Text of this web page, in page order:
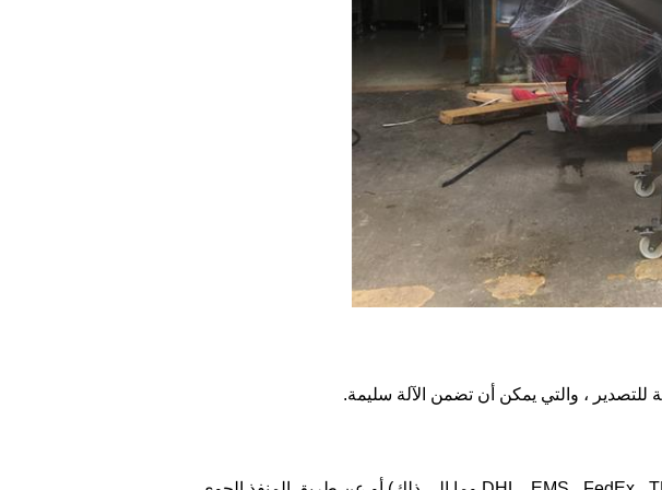
للتصدير ، والتي يمكن أن تضمن الآلة سليمة.